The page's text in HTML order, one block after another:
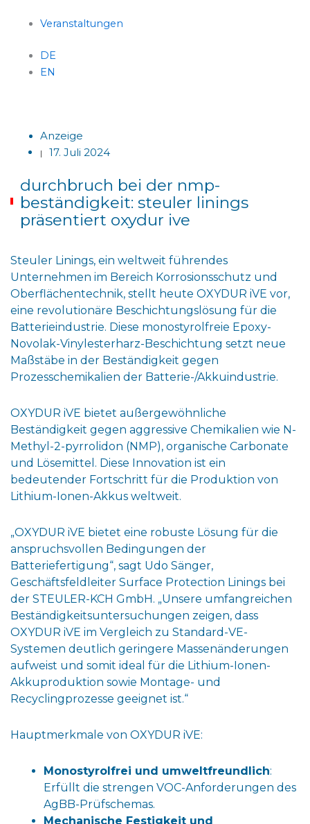
Veranstaltungen
DE
EN
Anzeige
| 17. Juli 2024
durchbruch bei der nmp-
beständigkeit: steuler linings
präsentiert oxydur ive
Steuler Linings, ein weltweit führendes
Unternehmen im Bereich Korrosionsschutz und
Oberflächentechnik, stellt heute OXYDUR iVE vor,
eine revolutionäre Beschichtungslösung für die
Batterieindustrie. Diese monostyrolfreie Epoxy-
Novolak-Vinylesterharz-Beschichtung setzt neue
Maßstäbe in der Beständigkeit gegen
Prozesschemikalien der Batterie-/Akkuindustrie.
OXYDUR iVE bietet außergewöhnliche
Beständigkeit gegen aggressive Chemikalien wie N-
Methyl-2-pyrrolidon (NMP), organische Carbonate
und Lösemittel. Diese Innovation ist ein
bedeutender Fortschritt für die Produktion von
Lithium-Ionen-Akkus weltweit.
„OXYDUR iVE bietet eine robuste Lösung für die
anspruchsvollen Bedingungen der
Batteriefertigung“, sagt Udo Sänger,
Geschäftsfeldleiter Surface Protection Linings bei
der STEULER-KCH GmbH. „Unsere umfangreichen
Beständigkeitsuntersuchungen zeigen, dass
OXYDUR iVE im Vergleich zu Standard-VE-
Systemen deutlich geringere Massenänderungen
aufweist und somit ideal für die Lithium-Ionen-
Akkuproduktion sowie Montage- und
Recyclingprozesse geeignet ist.“
Hauptmerkmale von OXYDUR iVE:
Monostyrolfrei und umweltfreundlich:
Erfüllt die strengen VOC-Anforderungen des
AgBB-Prüfschemas.
Mechanische Festigkeit und